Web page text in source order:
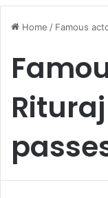
Home / Famous